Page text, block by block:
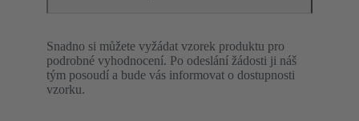
Snadno si můžete vyžádat vzorek produktu pro
podrobné vyhodnocení. Po odeslání žádosti ji náš
tým posoudí a bude vás informovat o dostupnosti
vzorku.